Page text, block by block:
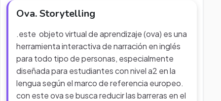
Ova. Storytelling
.este objeto virtual de aprendizaje (ova) es una
herramienta interactiva de narración en inglés
para todo tipo de personas, especialmente
diseñada para estudiantes con nivel a2 en la
lengua según el marco de referencia europeo.
con este ova se busca reducir las barreras en el